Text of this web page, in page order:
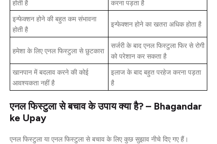
होती है
करना पड़ता है
इन्फेक्शन होने की बहुत कम संभावना
होती है
इन्फेक्शन होने का खतरा अधिक होता है
हमेशा के लिए एनल फिस्टुला से छुटकारा
सर्जरी के बाद एनल फिस्टुला फिर से रोगी
को परेशान कर सकता है
खानपान में बदलाव करने की कोई
आवश्यकता नहीं है
इलाज के बाद बहुत परहेज करना पड़ता
है
एनल फिस्टुला से बचाव के उपाय क्या है? – Bhagandar
ke Upay
एनल फिस्टुला या एनल फिस्टुला से बचाव के लिए कुछ सुझाव नीचे दिए गए हैं।